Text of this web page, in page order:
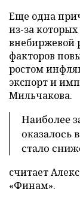
Еще одна
из-за
внебиржевой
факторов
ростом
экспорт и
Мильчакова.
Наиболее
оказалось
стало
считает
«Финам».